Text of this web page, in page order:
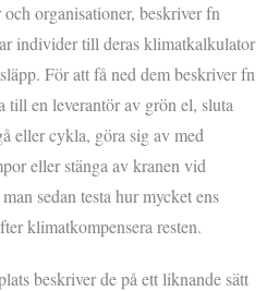
organisationer, beskriver fn
individer till deras klimatkalkulator
För att få ned dem beskriver fn
till en leverantör av grön el, sluta
eller cykla, göra sig av med
eller stänga av kranen vid
sedan testa hur mycket ens
klimatkompensera resten.
beskriver de på ett liknande sätt